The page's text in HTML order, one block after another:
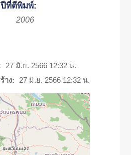
ปีที่ตีพิมพ์:
2006
27 มิ.ย. 2566 12:32 น.
าง:
27 มิ.ย. 2566 12:32 น.